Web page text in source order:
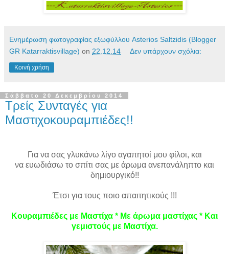
Ενημέρωση φωτογραφίας εξωφύλλου Asterios Saltzidis (Blogger
GR Katarraktisvillage) on 22.12.14 Δεν υπάρχουν σχόλια:
Κοινή χρήση
Σάββατο 20 Δεκεμβρίου 2014
Τρείς Συνταγές για
Μαστιχοκουραμπιέδες!!
Για να σας γλυκάνω λίγο αγαπητοί μου φίλοι, και
να ευωδιάσω το σπίτι σας με άρωμα ανεπανάληπτο και
δημιουργικό!!
Έτσι για τους ποιο απαιτητικούς !!!
Κουραμπιέδες με Μαστίχα * Με άρωμα μαστίχας * Και
γεμιστούς με Μαστίχα.